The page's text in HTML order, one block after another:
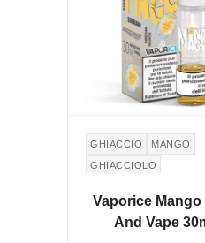
GHIACCIO
MANGO
GHIACCIOLO
Vaporice Mango
And Vape